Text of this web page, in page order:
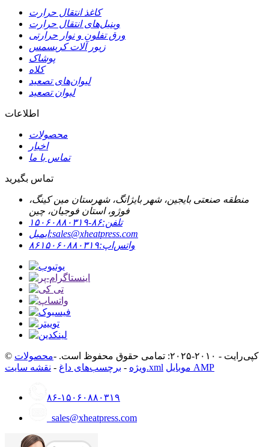
کاغذ انتقال حرارت
وینیل‌های انتقال حرارت
ورق تفلون و نوار حرارتی
زیور آلات کریسمس
پوشاک
کلاه
لیوان‌های تصعید
لیوان تصعید
اطلاعات
محصولات
اخبار
تماس با ما
تماس بگیرید
منطقه صنعتی بایجین، شهر بایژانگ، شهرستان مین کینگ،
فوژو، استان فوجیان، چین
تلفن:۸۶-۱۵۰۶۰۸۸۰۳۱۹
ایمیل:sales@xheatpress.com
واتس‌اپ:۸۶۱۵۰۶۰۸۸۰۳۱۹
© کپی‌رایت - ۲۰۱۰-۲۰۲۵: تمامی حقوق محفوظ است. -
محصولات
ویژه - برچسب‌های داغ - نقشه سایت.xml موبایل AMP
۸۶-۱۵۰۶۰۸۸۰۳۱۹
sales@xheatpress.com